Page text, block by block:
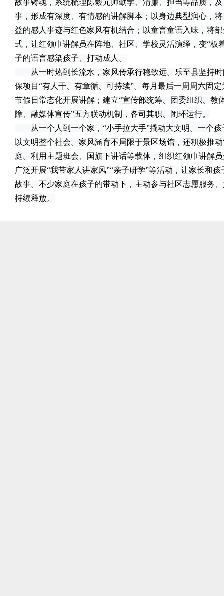
故事铸魂，系统梳理陈毅元帅勤学、清廉、担当等品质，
事，形成有深度、有情感的讲解脚本；以身边典型润心，
益的感人事迹与红色家风有机结合；以童言童语入味，将
式，让红领巾讲解员在阵地、社区、学校灵活演绎，变“板
子的语言感染孩子、打动成人。
从一时热到长流水，家风传承行稳致远。乐至县坚持时
保项目“有人干、有章循、可持续”。每月最后一周周六固
节假日常态化开展讲解；建立“宣传部统筹、团委组织、教
障、融媒体宣传”五方联动机制，各司其职、闭环运行。
从一个人到一个家，“小手拉大手”撬动大文明。一个孩
以文明整个社会。家风涵育不局限于景区场馆，还积极推
庭。利用主题班会、国旗下讲话等载体，组织红领巾讲解
广泛开展“我带家人讲家风”“亲子研学”等活动，让家长和
故事。不少家庭在孩子的带动下，主动参与社区志愿服务
持续释放。